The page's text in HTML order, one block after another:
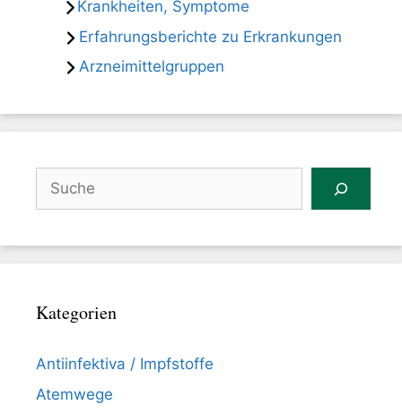
Krankheiten, Symptome
Erfahrungsberichte zu Erkrankungen
Arzneimittelgruppen
Suchen
Kategorien
Antiinfektiva / Impfstoffe
Atemwege